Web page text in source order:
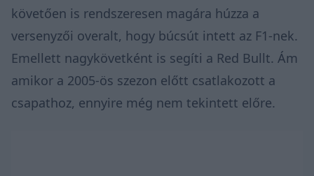
követően is rendszeresen magára húzza a
versenyzői overalt, hogy búcsút intett az F1-nek.
Emellett nagykövetként is segíti a Red Bullt. Ám
amikor a 2005-ös szezon előtt csatlakozott a
csapathoz, ennyire még nem tekintett előre.